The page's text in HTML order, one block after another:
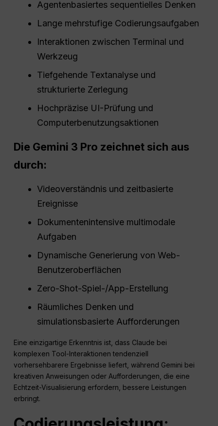
Agentenbasiertes sequentielles Denken
Lange mehrstufige Codierungsaufgaben
Interaktionen zwischen Terminal und
Werkzeug
Tiefgehende Textanalyse und
strukturierte Zerlegung
Hochpräzise UI-Prüfung und
Computerbenutzungsaktionen
Die Gemini 3 Pro zeichnet sich aus
durch:
Videoverständnis und zeitbasierte
Ereignisse
Dokumentenintensive multimodale
Aufgaben
Dynamische Generierung von Web-
Benutzeroberflächen
Zero-Shot-Spiel-/App-Erstellung
Räumliches Denken und
simulationsbasierte Aufforderungen
Eine einzigartige Erkenntnis ist, dass Claude bei
komplexen Tool-Interaktionen tendenziell
vorhersehbarere Ergebnisse liefert, während Gemini bei
kreativen Anweisungen oder Aufforderungen, die eine
Echtzeit-Visualisierung erfordern, bessere Leistungen
erbringt.